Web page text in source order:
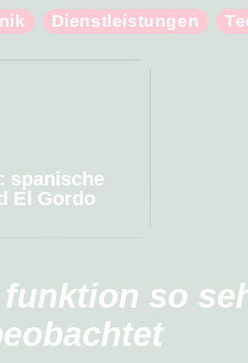
Dienstleistungen
spanische
El Gordo
funktion so